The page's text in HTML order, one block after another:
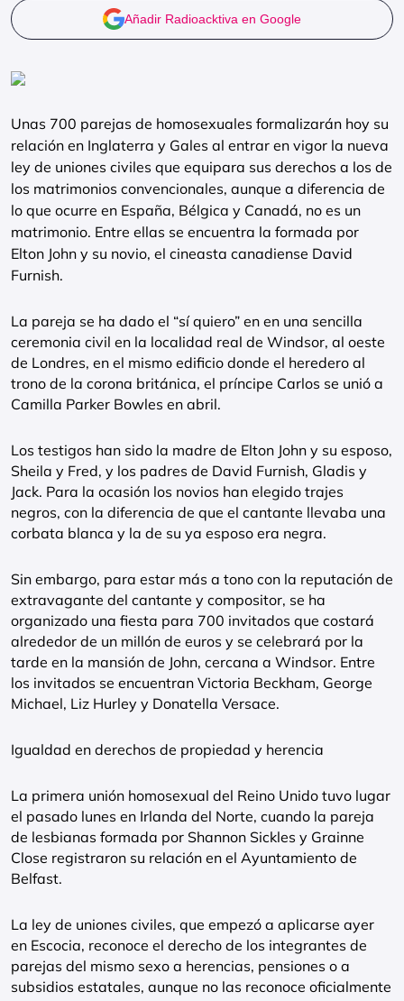
Añadir Radioacktiva en Google
Unas 700 parejas de homosexuales formalizarán hoy su
relación en Inglaterra y Gales al entrar en vigor la nueva
ley de uniones civiles que equipara sus derechos a los de
los matrimonios convencionales, aunque a diferencia de
lo que ocurre en España, Bélgica y Canadá, no es un
matrimonio. Entre ellas se encuentra la formada por
Elton John y su novio, el cineasta canadiense David
Furnish.
La pareja se ha dado el “sí quiero” en en una sencilla
ceremonia civil en la localidad real de Windsor, al oeste
de Londres, en el mismo edificio donde el heredero al
trono de la corona británica, el príncipe Carlos se unió a
Camilla Parker Bowles en abril.
Los testigos han sido la madre de Elton John y su esposo,
Sheila y Fred, y los padres de David Furnish, Gladis y
Jack. Para la ocasión los novios han elegido trajes
negros, con la diferencia de que el cantante llevaba una
corbata blanca y la de su ya esposo era negra.
Sin embargo, para estar más a tono con la reputación de
extravagante del cantante y compositor, se ha
organizado una fiesta para 700 invitados que costará
alrededor de un millón de euros y se celebrará por la
tarde en la mansión de John, cercana a Windsor. Entre
los invitados se encuentran Victoria Beckham, George
Michael, Liz Hurley y Donatella Versace.
Igualdad en derechos de propiedad y herencia
La primera unión homosexual del Reino Unido tuvo lugar
el pasado lunes en Irlanda del Norte, cuando la pareja
de lesbianas formada por Shannon Sickles y Grainne
Close registraron su relación en el Ayuntamiento de
Belfast.
La ley de uniones civiles, que empezó a aplicarse ayer
en Escocia, reconoce el derecho de los integrantes de
parejas del mismo sexo a herencias, pensiones o a
subsidios estatales, aunque no las reconoce oficialmente